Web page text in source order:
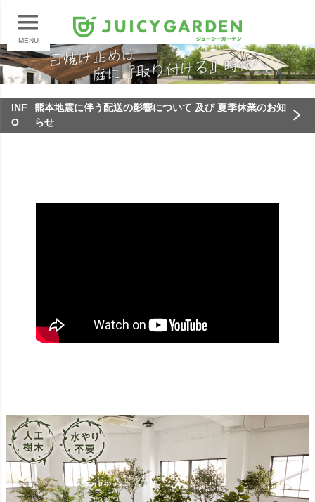
MENU
INF
O
熊本地震に伴う配送の影響について 及び 夏季休業のお知
らせ